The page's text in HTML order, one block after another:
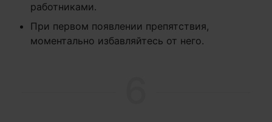
работниками.
При первом появлении препятствия,
моментально избавляйтесь от него.